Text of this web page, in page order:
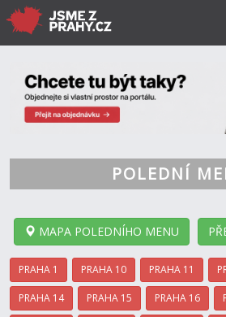
POLEDNÍ
MAPA POLEDNÍHO MENU
PRAHA 1 PRAHA 10 PRAHA 11
PRAHA 14 PRAHA 15 PRAHA 16